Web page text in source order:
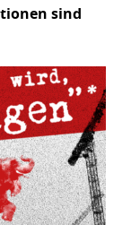
sind